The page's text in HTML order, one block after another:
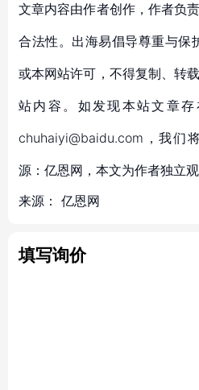
文章内容由作者创作，作者负
合法性。出海易倡导尊重与保
或本网站许可，不得复制、转
站内容。如发现本站文章
chuhaiyi@baidu.com，我们
源：亿恩网，本文为作者独立
来源： 亿恩网
填写询价